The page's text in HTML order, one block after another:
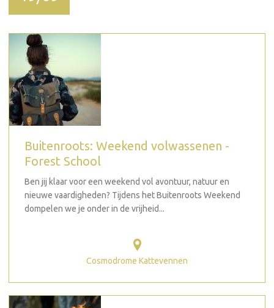
Buitenroots: Weekend volwassenen -
Forest School
Ben jij klaar voor een weekend vol avontuur, natuur en
nieuwe vaardigheden? Tijdens het Buitenroots Weekend
dompelen we je onder in de vrijheid...
Cosmodrome Kattevennen